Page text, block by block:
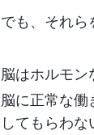
でも、それ
脳はホルモ
脳に正常な
してもらわな